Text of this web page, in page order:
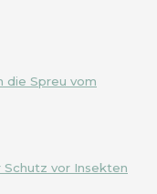
die Spreu vom
vor Insekten